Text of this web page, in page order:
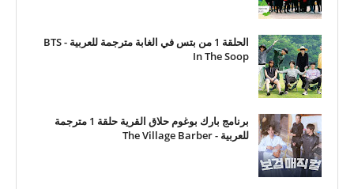
الحلقة 1 من بتس في الغابة مترجمة للعربية - BTS
In The Soop
برنامج بارك بوغوم حلاق القرية حلقة 1 مترجمة
للعربية - The Village Barber